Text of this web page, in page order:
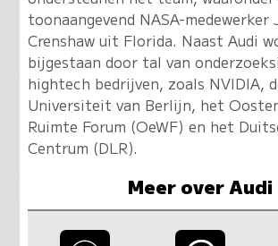
toonaangevend NASA-medewerker
Crenshaw uit Florida. Naast Audi
bijgestaan door tal van
hightech bedrijven, zoals NVIDIA,
Universiteit van Berlijn, het
Ruimte Forum (OeWF) en het
Centrum (DLR).
Meer over Audi